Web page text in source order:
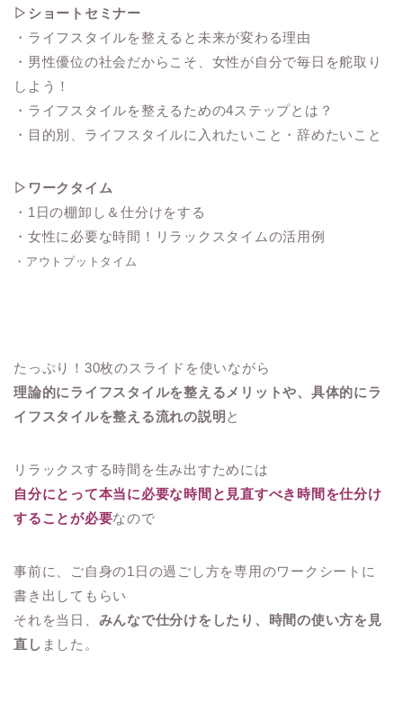
▷ショートセミナー
・ライフスタイルを整えると未来が変わる理由
・男性優位の社会だからこそ、女性が自分で毎日を舵取り
しよう！
・ライフスタイルを整えるための4ステップとは？
・目的別、ライフスタイルに入れたいこと・辞めたいこと
▷ワークタイム
・1日の棚卸し＆仕分けをする
・女性に必要な時間！リラックスタイムの活用例
・アウトプットタイム
たっぷり！30枚のスライドを使いながら
理論的にライフスタイルを整えるメリットや、具体的にラ
イフスタイルを整える流れの説明 と
リラックスする時間を生み出すためには
自分にとって本当に必要な時間と見直すべき時間を仕分け
することが必要なので
事前に、ご自身の1日の過ごし方を専用のワークシートに
書き出してもらい
それを当日、 みんなで仕分けをしたり、時間の使い方を見
直し ました。